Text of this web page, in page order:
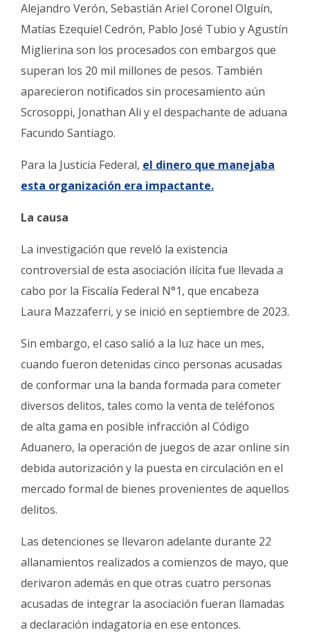
Alejandro Verón, Sebastián Ariel Coronel Olguín,
Matías Ezequiel Cedrón, Pablo José Tubio y Agustín
Miglierina son los procesados con embargos que
superan los 20 mil millones de pesos. También
aparecieron notificados sin procesamiento aún
Scrosoppi, Jonathan Ali y el despachante de aduana
Facundo Santiago.
Para la Justicia Federal, el dinero que manejaba
esta organización era impactante.
La causa
La investigación que reveló la existencia
controversial de esta asociación ilícita fue llevada a
cabo por la Fiscalía Federal N°1, que encabeza
Laura Mazzaferri, y se inició en septiembre de 2023.
Sin embargo, el caso salió a la luz hace un mes,
cuando fueron detenidas cinco personas acusadas
de conformar una la banda formada para cometer
diversos delitos, tales como la venta de teléfonos
de alta gama en posible infracción al Código
Aduanero, la operación de juegos de azar online sin
debida autorización y la puesta en circulación en el
mercado formal de bienes provenientes de aquellos
delitos.
Las detenciones se llevaron adelante durante 22
allanamientos realizados a comienzos de mayo, que
derivaron además en que otras cuatro personas
acusadas de integrar la asociación fueran llamadas
a declaración indagatoria en ese entonces.